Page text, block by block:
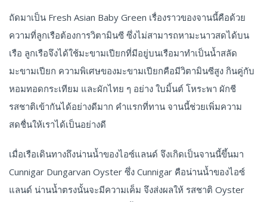
ถัดมาเป็น Fresh Asian Baby Green เรื่องราวของจานนี้คือด้วย
ความที่ลูกเรือต้องการวิตามินซี ซึ่งไม่สามารถหามะนาวสดได้บน
เรือ ลูกเรือจึงได้ใช้มะขามเปียกที่มีอยู่บนเรือมาทำเป็นน้ำสลัด
มะขามเปียก ความพิเศษของมะขามเปียกคือมีวิตามินซีสูง กินคู่กับ
หอมทอดกระเทียม และผักไทย ๆ อย่าง ใบมิ้นต์ โหระพา ผักชี
รสชาติเข้ากันได้อย่างดีมาก คำแรกที่ทาน จานนี้ช่วยเพิ่มความ
สดชื่นให้เราได้เป็นอย่างดี
เมื่อเรือเดินทางถึงน่านน้ำของไอซ์แลนด์ จึงเกิดเป็นจานนี้ขึ้นมา
Cunnigar Dungarvan Oyster ซึ่ง Cunnigar คือน่านน้ำของไอซ์
แลนด์ น่านน้ำตรงนั้นจะมีความเค็ม จึงส่งผลให้ รสชาติ Oyster